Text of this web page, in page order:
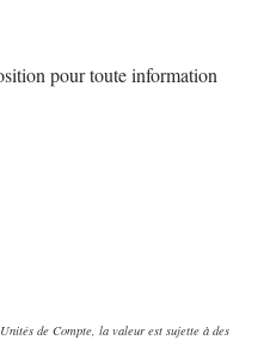
pour toute information
de Compte, la valeur est sujette à des